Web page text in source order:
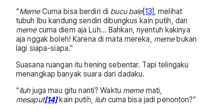
“Meme Cuma bisa berdiri di bucu bale[13], melihat
tubuh Ibu kandung sendiri dibungkus kain putih, dan
meme cuma diem aja Luh… Bahkan, nyentuh kakinya
aja nggak boleh! Karena di mata mereka, memebukan
lagi siapa-siapa.”
Suasana ruangan itu hening sebentar. Tapi telingaku
menangkap banyak suara dari dadaku.
“Iluh juga mau gitu nanti? Waktu meme mati,
mesaput[14] kain putih, iluhcuma bisa jadi penonton?”